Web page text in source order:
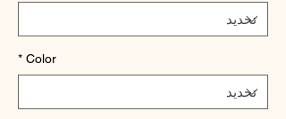
Color
*